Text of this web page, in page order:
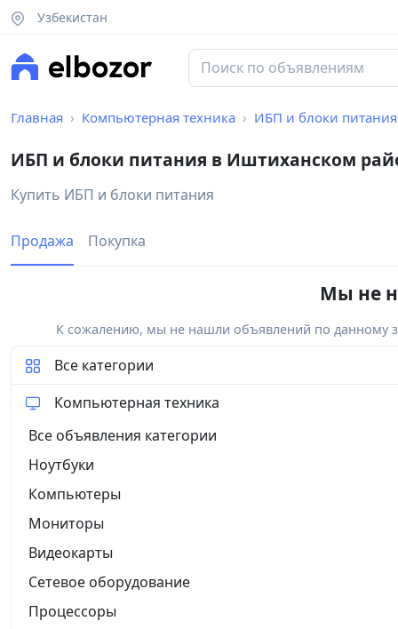
Узбекистан
Главная Компьютерная техника ИБП и блоки питания
ИБП и блоки питания в Иштиханском
Купить ИБП и блоки питания
Продажа Покупка
Мы не
К сожалению, мы не нашли объявлений по данному
Все категории
Компьютерная техника
Все объявления категории
Ноутбуки
Компьютеры
Мониторы
Видеокарты
Сетевое оборудование
Процессоры